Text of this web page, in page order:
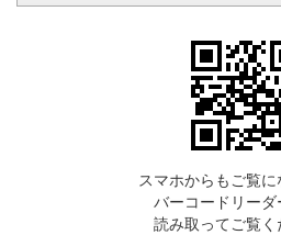
スマホからもご覧に
バーコードリー
読み取ってご覧く